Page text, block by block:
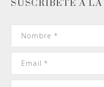
SUSCRÍBETE A